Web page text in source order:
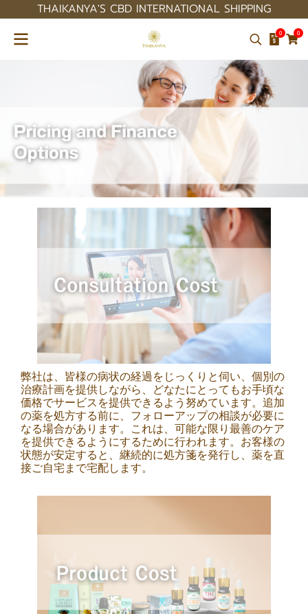
THAIKANYA'S CBD INTERNATIONAL SHIPPING
0 0
弊社は、皆様の病状の経過をじっくりと伺い、個別の
治療計画を提供しながら、どなたにとってもお手頃な
価格でサービスを提供できるよう努めています。追加
の薬を処方する前に、フォローアップの相談が必要に
なる場合があります。これは、可能な限り最善のケア
を提供できるようにするために行われます。お客様の
状態が安定すると、継続的に処方箋を発行し、薬を直
接ご自宅まで宅配します。